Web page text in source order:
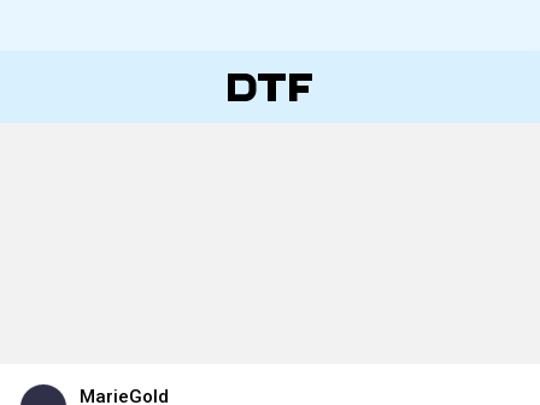
MarieGold